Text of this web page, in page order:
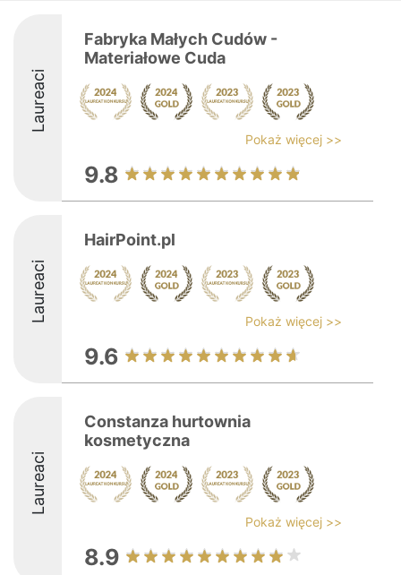
Laureaci
Fabryka Małych Cudów -
Materiałowe Cuda
Pokaż więcej >>
9.8
Laureaci
HairPoint.pl
Pokaż więcej >>
9.6
Laureaci
Constanza hurtownia
kosmetyczna
Pokaż więcej >>
8.9